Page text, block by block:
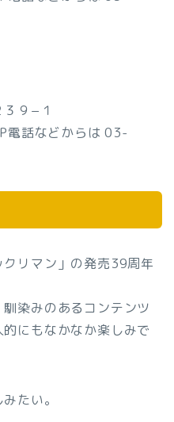
９−１
話などからは 03-
リマン」の発売39周年
染みのあるコンテンツ
にもなかなか楽しみで
たい。